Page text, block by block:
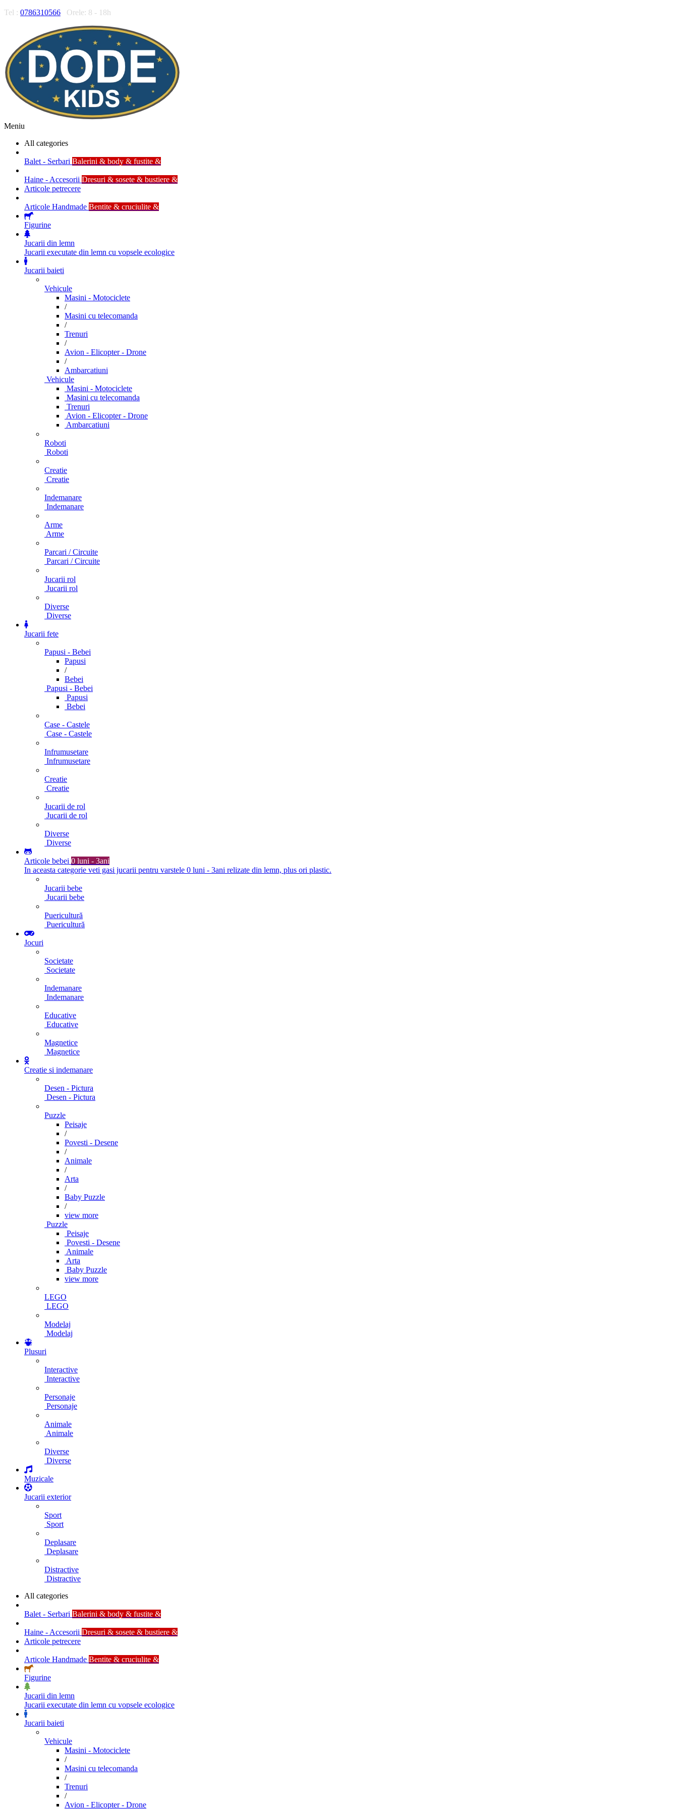
Tel : 0786310566 Orele: 8 - 18h
Meniu
All categories
Balet - Serbari Balerini & body & fustite &
Haine - Accesorii Dresuri & sosete & bustiere &
Articole petrecere
Articole Handmade Bentite & cruciulite &
Figurine
Jucarii din lemn
Jucarii executate din lemn cu vopsele ecologice
Jucarii baieti
Vehicule
Masini - Motociclete
/
Masini cu telecomanda
/
Trenuri
/
Avion - Elicopter - Drone
/
Ambarcatiuni
Vehicule
Masini - Motociclete
Masini cu telecomanda
Trenuri
Avion - Elicopter - Drone
Ambarcatiuni
Roboti
Roboti
Creatie
Creatie
Indemanare
Indemanare
Arme
Arme
Parcari / Circuite
Parcari / Circuite
Jucarii rol
Jucarii rol
Diverse
Diverse
Jucarii fete
Papusi - Bebei
Papusi
/
Bebei
Papusi - Bebei
Papusi
Bebei
Case - Castele
Case - Castele
Infrumusetare
Infrumusetare
Creatie
Creatie
Jucarii de rol
Jucarii de rol
Diverse
Diverse
Articole bebei 0 luni - 3ani
In aceasta categorie veti gasi jucarii pentru varstele 0 luni - 3ani relizate din lemn, plus ori plastic.
Jucarii bebe
Jucarii bebe
Puericultură
Puericultură
Jocuri
Societate
Societate
Indemanare
Indemanare
Educative
Educative
Magnetice
Magnetice
Creatie si indemanare
Desen - Pictura
Desen - Pictura
Puzzle
Peisaje
/
Povesti - Desene
/
Animale
/
Arta
/
Baby Puzzle
/
view more
Puzzle
Peisaje
Povesti - Desene
Animale
Arta
Baby Puzzle
view more
LEGO
LEGO
Modelaj
Modelaj
Plusuri
Interactive
Interactive
Personaje
Personaje
Animale
Animale
Diverse
Diverse
Muzicale
Jucarii exterior
Sport
Sport
Deplasare
Deplasare
Distractive
Distractive
All categories
Balet - Serbari Balerini & body & fustite &
Haine - Accesorii Dresuri & sosete & bustiere &
Articole petrecere
Articole Handmade Bentite & cruciulite &
Figurine
Jucarii din lemn
Jucarii executate din lemn cu vopsele ecologice
Jucarii baieti
Vehicule
Masini - Motociclete
/
Masini cu telecomanda
/
Trenuri
/
Avion - Elicopter - Drone